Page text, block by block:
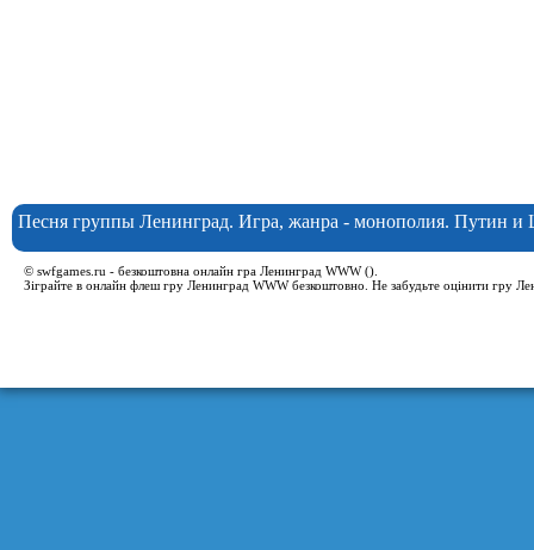
Песня группы Ленинград. Игра, жанра - монополия. Путин и
© swfgames.ru - безкоштовна онлайн гра Ленинград WWW ().
Зіграйте в онлайн флеш гру Ленинград WWW безкоштовно. Не забудьте оцінити гру